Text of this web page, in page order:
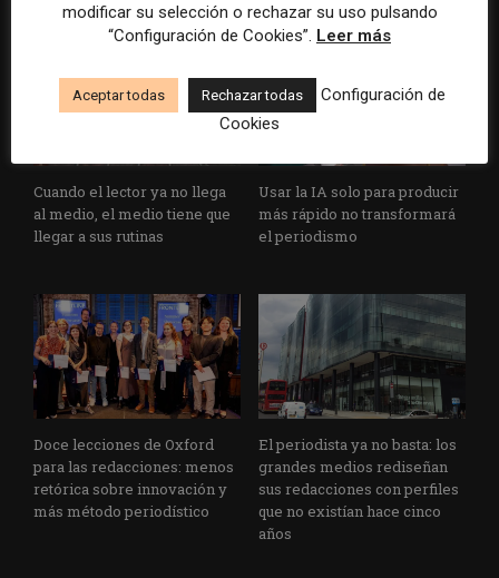
Cuando el lector ya no llega
al medio, el medio tiene que
llegar a sus rutinas
Usar la IA solo para producir
más rápido no transformará
el periodismo
Doce lecciones de Oxford
para las redacciones: menos
retórica sobre innovación y
más método periodístico
El periodista ya no basta: los
grandes medios rediseñan
sus redacciones con perfiles
que no existían hace cinco
años
modificar su selección o rechazar su uso pulsando
“Configuración de Cookies”. Leer más
Aceptar todas Rechazar todas
Configuración de
Cookies